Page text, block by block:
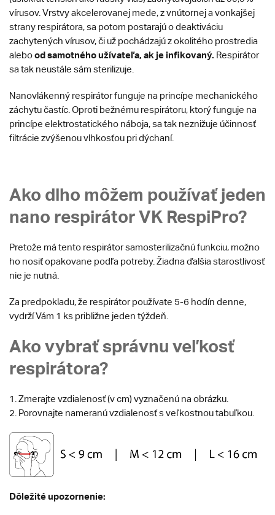
vírusov. Vrstvy akcelerovanej mede, z vnútornej a vonkajšej
strany respirátora, sa potom postarajú o deaktiváciu
zachytených vírusov, či už pochádzajú z okolitého prostredia
alebood samotného užívateľa, ak je infikovaný. Respirátor
sa tak neustále sám sterilizuje.
Nanovlákenný respirátor funguje na princípe mechanického
záchytu častíc. Oproti bežnému respirátoru, ktorý funguje na
princípe elektrostatického náboja, sa tak neznižuje účinnosť
filtrácie zvýšenou vlhkosťou pri dýchaní.
Ako dlho môžem používať jeden
nano respirátor VK RespiPro?
Pretože má tento respirátor samosterilizačnú funkciu, možno
ho nosiť opakovane podľa potreby. Žiadna ďalšia starostlivosť
nie je nutná.
Za predpokladu, že respirátor používate 5-6 hodín denne,
vydrží Vám 1 ks približne jeden týždeň.
Ako vybrať správnu veľkosť
respirátora?
1. Zmerajte vzdialenosť (v cm) vyznačenú na obrázku.
2. Porovnajte nameranú vzdialenosť s veľkostnou tabuľkou.
Dôležité upozornenie: